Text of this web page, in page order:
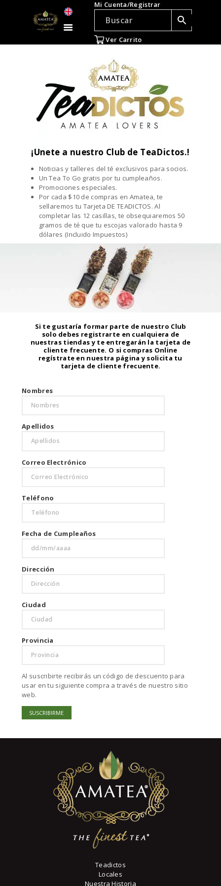
Mi Cuenta/Registrar
Ver Carrito
TÉ E INFUSIONES
ACCESORIOS
REGALOS
TEADICTOS
OFERTAS
VENTAS AL POR
MAYOR
EN
¡Únete a nuestro Club de TeaDictos.!
Noticias y talleres del té exclusivos para socios.
Un Tea To Go gratis por tu cumpleaños.
Promociones especiales.
Por cada $10 de compras en Amatea, te
sellaremos tu Tarjeta DE TEADICTOS. Al
completar las 12 casillas, te obsequiaremos 50
gramos de té que tu escojas valorado hasta 9
dólares (Incluido Impuestos)
Si te gustaría formar parte de nuestro Club
solo debes registrarte en cualquiera de
nuestras tiendas y te entregarán la tarjeta de
cliente frecuente. O si compras Online
regístrate en nuestra página y solicita tu
tarjeta de cliente frecuente.
Nombres
Apellidos
Correo Electrónico
Teléfono
Fecha de Cumpleaños
Dirección
Ciudad
Provincia
Al suscribirte recibirás un código de descuento para
usar en tu siguiente compra a través de nuestro sitio
web.
Teadictos
Locales
Nuestra Historia